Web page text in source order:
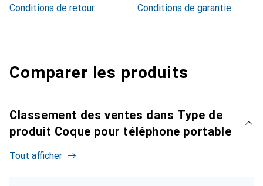
Conditions de retour
Conditions de garantie
Comparer les produits
Classement des ventes dans Type de
produit Coque pour téléphone portable
Tout afficher